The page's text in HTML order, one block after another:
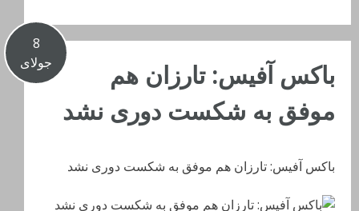
8
جولای
باکس آفیس: تارزان هم
موفق به شکست دوری نشد
باکس آفیس: تارزان هم موفق به شکست دوری نشد